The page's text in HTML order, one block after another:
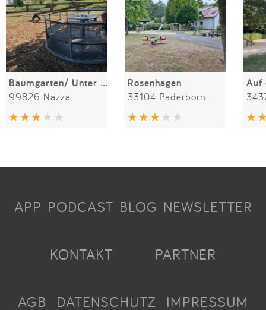
Baumgarten/ Unter den Linden
99826 Nazza
Rosenhagen
33104 Paderborn
Auf
APP PODCAST BLOG NEWSLETTER
KONTAKT PARTNER
AGB DATENSCHUTZ IMPRESSUM